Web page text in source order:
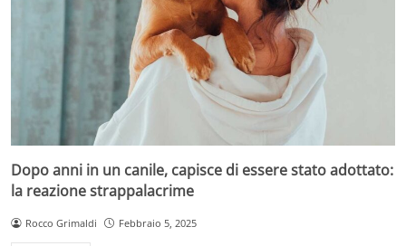
Dopo anni in un canile, capisce di essere stato adottato:
la reazione strappalacrime
Rocco Grimaldi Febbraio 5, 2025